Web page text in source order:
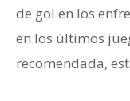
de gol en los
en los últimos
recomendada,